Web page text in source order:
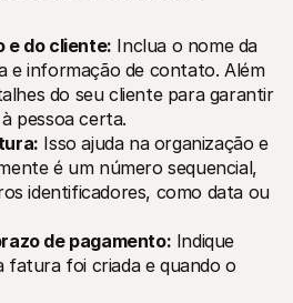
e do cliente: Inclua o nome da
e informação de contato. Além
do seu cliente para garantir
pessoa certa.
Isso ajuda na organização e
é um número sequencial,
identificadores, como data ou
de pagamento: Indique
fatura foi criada e quando o